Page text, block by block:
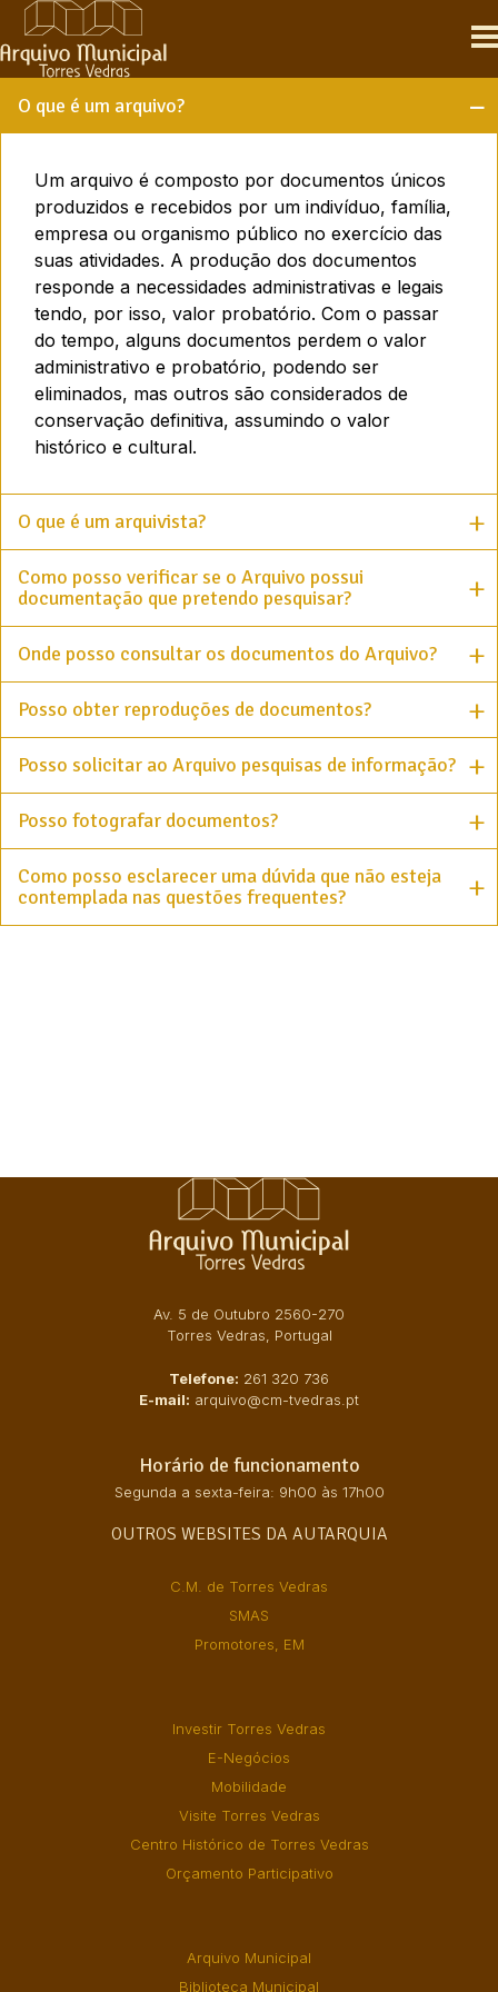
Skip
to
content
O que é um arquivo?
Um arquivo é composto por documentos únicos
produzidos e recebidos por um indivíduo, família,
empresa ou organismo público no exercício das
suas atividades. A produção dos documentos
responde a necessidades administrativas e legais
tendo, por isso, valor probatório. Com o passar
do tempo, alguns documentos perdem o valor
administrativo e probatório, podendo ser
eliminados, mas outros são considerados de
conservação definitiva, assumindo o valor
histórico e cultural.
O que é um arquivista?
Como posso verificar se o Arquivo possui
documentação que pretendo pesquisar?
Onde posso consultar os documentos do Arquivo?
Posso obter reproduções de documentos?
Posso solicitar ao Arquivo pesquisas de informação?
Posso fotografar documentos?
Como posso esclarecer uma dúvida que não esteja
contemplada nas questões frequentes?
Av. 5 de Outubro 2560-270
Torres Vedras, Portugal
Telefone: 261 320 736
E-mail: arquivo@cm-tvedras.pt
Horário de funcionamento
Segunda a sexta-feira: 9h00 às 17h00
OUTROS WEBSITES DA AUTARQUIA
C.M. de Torres Vedras
SMAS
Promotores, EM
Investir Torres Vedras
E-Negócios
Mobilidade
Visite Torres Vedras
Centro Histórico de Torres Vedras
Orçamento Participativo
Arquivo Municipal
Biblioteca Municipal